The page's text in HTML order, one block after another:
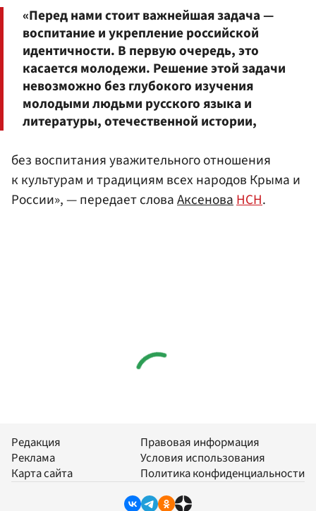
«Перед нами стоит важнейшая задача —
воспитание и укрепление российской
идентичности. В первую очередь, это
касается молодежи. Решение этой задачи
невозможно без глубокого изучения
молодыми людьми русского языка и
литературы, отечественной истории,
без воспитания уважительного отношения
к культурам и традициям всех народов Крыма и
России», — передает словаАксеноваНСН.
Редакция
Реклама
Карта сайта
Правовая информация
Условия использования
Политика конфиденциальности